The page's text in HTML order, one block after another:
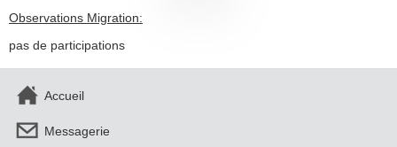
Observations Migration:
pas de participations
Accueil
Messagerie